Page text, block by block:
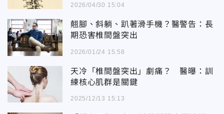
2026/04/30 15:04
翹腳、斜躺、趴著滑手機？醫警告：長
期恐害椎間盤突出
2026/01/24 15:58
天冷「椎間盤突出」劇痛？ 醫曝：訓
練核心肌群是關鍵
2025/12/13 15:13